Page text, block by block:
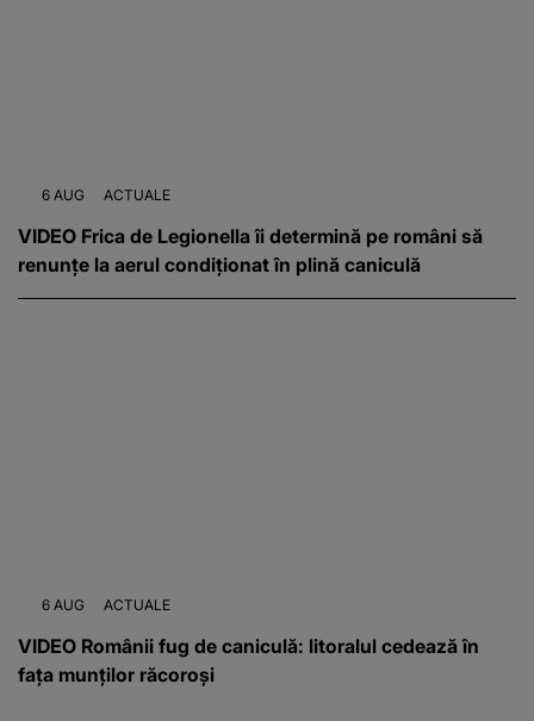
6 AUG ACTUALE
VIDEO Frica de Legionella îi determină pe români să
renunțe la aerul condiționat în plină caniculă
6 AUG ACTUALE
VIDEO Românii fug de caniculă: litoralul cedează în
fața munților răcoroși